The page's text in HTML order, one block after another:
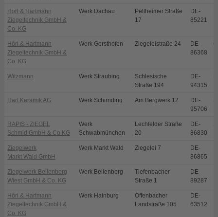
Hörl & Hartmann
Ziegeltechnik GmbH &
Co. KG
Werk Dachau
Pellheimer Straße
17
DE-
85221
Hörl & Hartmann
Ziegeltechnik GmbH &
Co. KG
Werk Gersthofen Ziegeleistraße 24
DE-
86368
Witzmann Werk Straubing
Schlesische
Straße 194
DE-
94315
Hart Keramik AG Werk Schirnding Am Bergwerk 12
DE-
95706
RAPIS - ZIEGEL
Schmid GmbH & Co KG
Werk
Schwabmünchen
Lechfelder Straße
20
DE-
86830
Ziegelwerk
Markt Wald GmbH
Werk Markt Wald Ziegelei 7
DE-
86865
Ziegelwerk Bellenberg
Wiest GmbH & Co. KG
Werk Bellenberg
Tiefenbacher
Straße 1
DE-
89287
Hörl & Hartmann
Ziegeltechnik GmbH &
Co. KG
Werk Hainburg
Offenbacher
Landstraße 105
DE-
63512